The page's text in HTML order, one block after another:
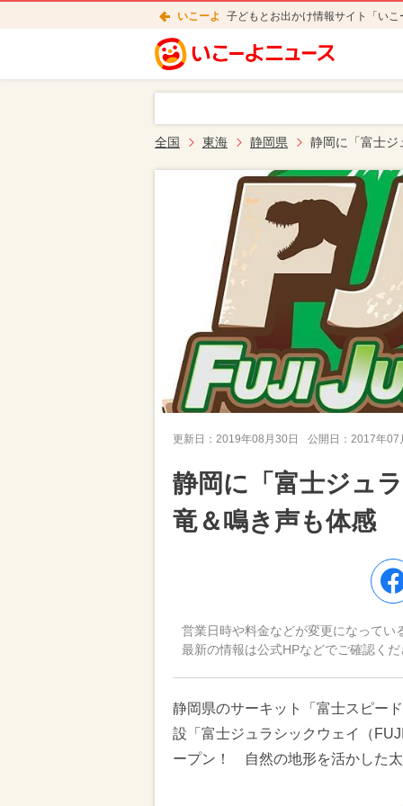
いこーよ 子どもとお出かけ情報サイト「い
全国 東海 静岡県 静岡に「富士
更新日： 2019年08月30日 公開日： 2017年07
静岡に「富士ジュ
竜＆鳴き声も体感
営業日時や料金などが変更になってい
最新の情報は公式HPなどでご確認く
静岡県のサーキット「富士スピー
設「富士ジュラシックウェイ（
ープン！ 自然の地形を活かした